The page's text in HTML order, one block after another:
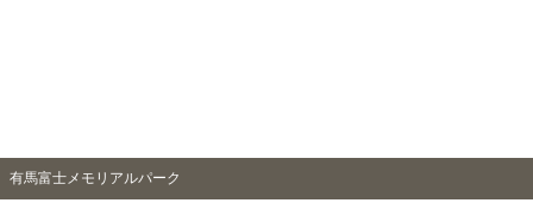
有馬富士メモリアルパーク